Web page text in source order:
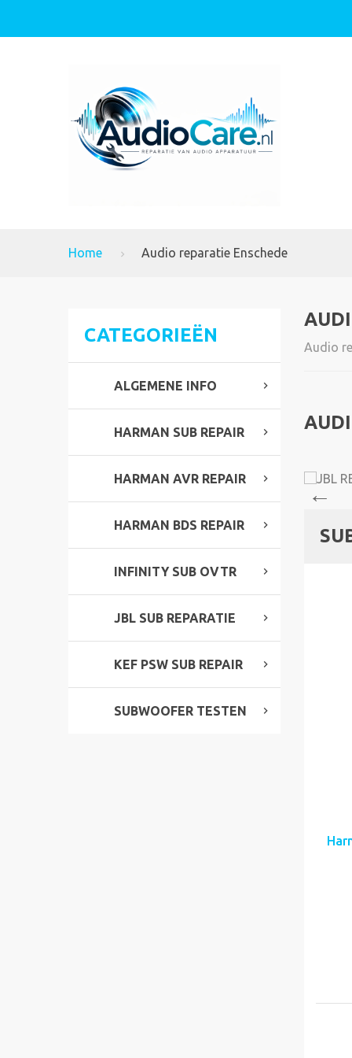
Home Audio reparatie Enschede
Audio
CATEGORIEËN
ALGEMENE INFO
HARMAN SUB REPAIR
HARMAN AVR REPAIR
HARMAN BDS REPAIR
INFINITY SUB OVTR
JBL SUB REPARATIE
KEF PSW SUB REPAIR
SUBWOOFER TESTEN